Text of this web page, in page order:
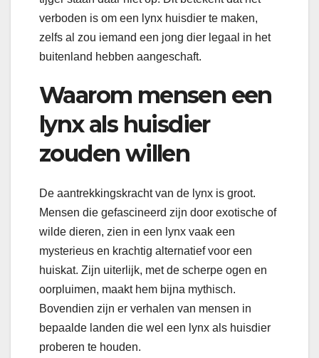
verboden is om een lynx huisdier te maken,
zelfs al zou iemand een jong dier legaal in het
buitenland hebben aangeschaft.
Waarom mensen een
lynx als huisdier
zouden willen
De aantrekkingskracht van de lynx is groot.
Mensen die gefascineerd zijn door exotische of
wilde dieren, zien in een lynx vaak een
mysterieus en krachtig alternatief voor een
huiskat. Zijn uiterlijk, met de scherpe ogen en
oorpluimen, maakt hem bijna mythisch.
Bovendien zijn er verhalen van mensen in
bepaalde landen die wel een lynx als huisdier
proberen te houden.